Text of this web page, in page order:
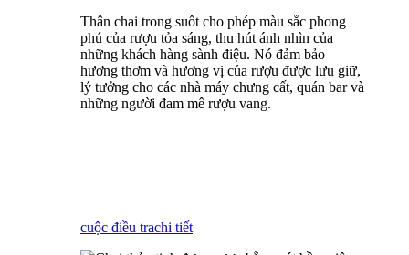
Thân chai trong suốt cho phép màu sắc phong
phú của rượu tỏa sáng, thu hút ánh nhìn của
những khách hàng sành điệu. Nó đảm bảo
hương thơm và hương vị của rượu được lưu giữ,
lý tưởng cho các nhà máy chưng cất, quán bar và
những người đam mê rượu vang.
cuộc điều trachi tiết